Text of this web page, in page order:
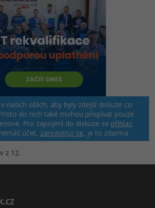
našich silách, aby byly zdejší diskuze co
do nich také mohou přispívat pouze
Pro zapojení do diskuze se přihlas.
účet, zaregistruj se, je to zdarma.
z 12.